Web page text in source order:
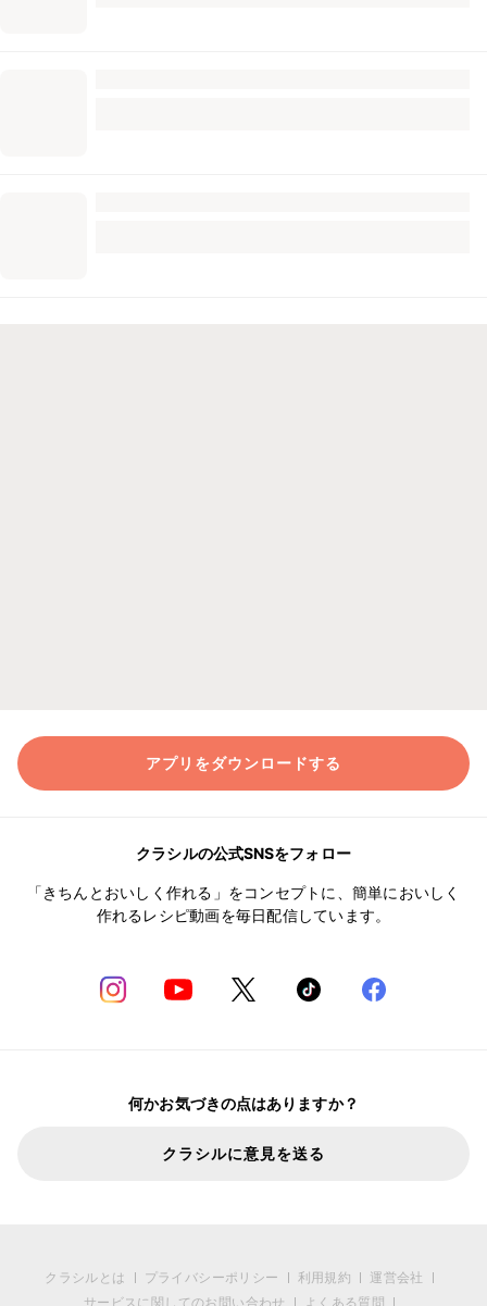
アプリをダウンロードする
クラシルの公式SNSをフォロー
「きちんとおいしく作れる」をコンセプトに、簡単においしく
作れるレシピ動画を毎日配信しています。
何かお気づきの点はありますか？
クラシルに意見を送る
クラシルとは プライバシーポリシー 利用規約
運営会社
サービスに関してのお問い合わせ
よくある質問